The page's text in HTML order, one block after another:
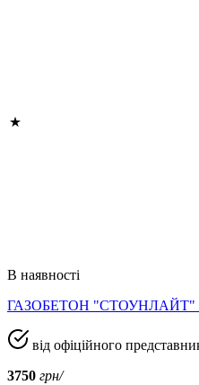
В наявності
ГАЗОБЕТОН "СТОУНЛАЙТ"
від офіційного
3750 грн/